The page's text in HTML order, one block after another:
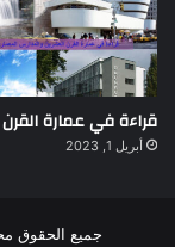
قراءة في عمارة
أبريل 1, 2023
جميع الحقوق